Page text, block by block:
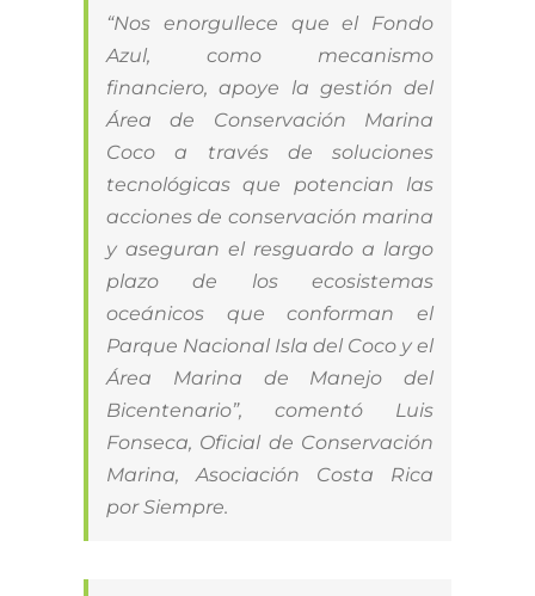
“Nos enorgullece que el Fondo
Azul, como mecanismo
financiero, apoye la gestión del
Área de Conservación Marina
Coco a través de soluciones
tecnológicas que potencian las
acciones de conservación marina
y aseguran el resguardo a largo
plazo de los ecosistemas
oceánicos que conforman el
Parque Nacional Isla del Coco y el
Área Marina de Manejo del
Bicentenario”, comentó Luis
Fonseca, Oficial de Conservación
Marina, Asociación Costa Rica
por Siempre.